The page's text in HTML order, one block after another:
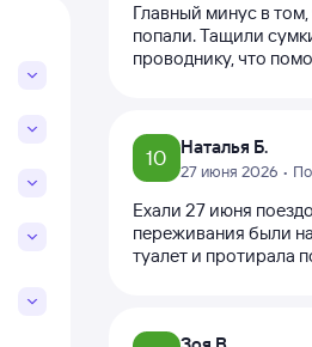
Главный минус в
попали. Тащили
проводнику, что
10 Наталья Б.
27 июня 2026 •
Ехали 27 июня
переживания были
туалет и протирала